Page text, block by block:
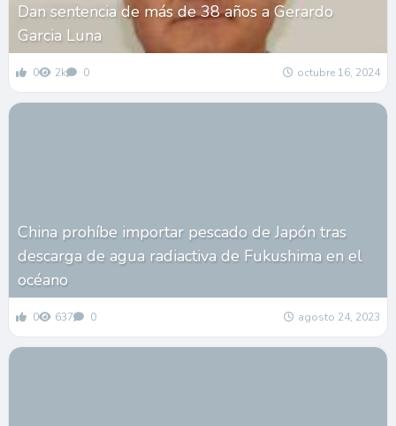
Dan sentencia de más de 38 años a Gerardo
Garcia Luna
0 2k 0 octubre 16, 2024
China prohíbe importar pescado de Japón tras
descarga de agua radiactiva de Fukushima en el
océano
0 637 0 agosto 24, 2023